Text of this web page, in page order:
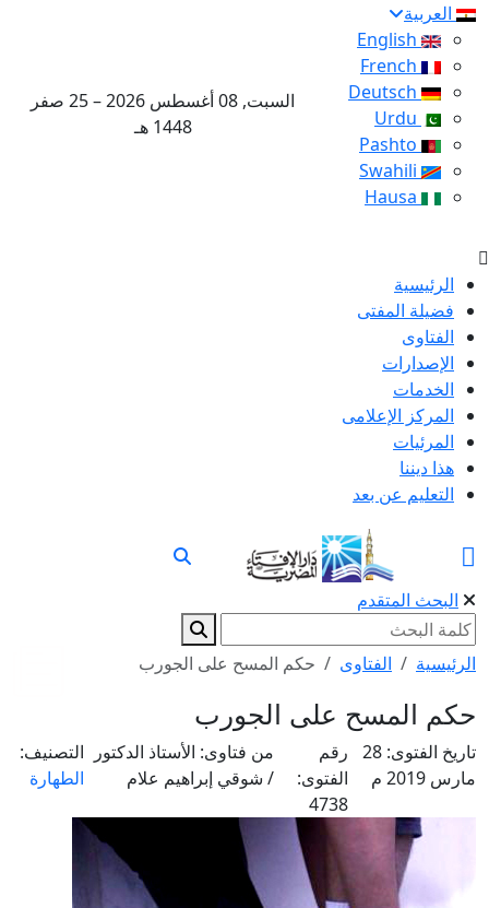
العربية
السبت, 08 أغسطس 2026 – 25 صفر
1448 هـ
الرئيسية
فضيلة المفتى
الفتاوى
الإصدارات
الخدمات
المركز الإعلامى
المرئيات
هذا ديننا
التعليم عن بعد
البحث المتقدم
الرئيسية الفتاوى حكم المسح على الجورب
حكم المسح على الجورب
تاريخ الفتوى: 28
مارس 2019 م
رقم
الفتوى:
4738
من فتاوى: الأستاذ الدكتور
/ شوقي إبراهيم علام
التصنيف:
الطهارة